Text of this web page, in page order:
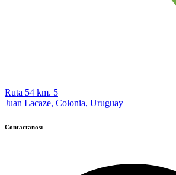
Ruta 54 km. 5
Juan Lacaze, Colonia, Uruguay
Contactanos: